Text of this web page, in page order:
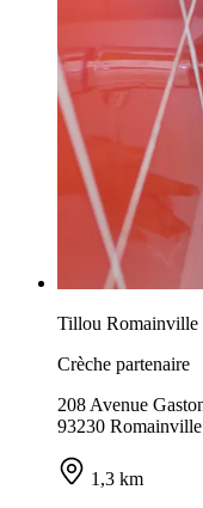
Tillou Romainville
Crèche partenaire
208 Avenue
93230 Romainville
1,3 km